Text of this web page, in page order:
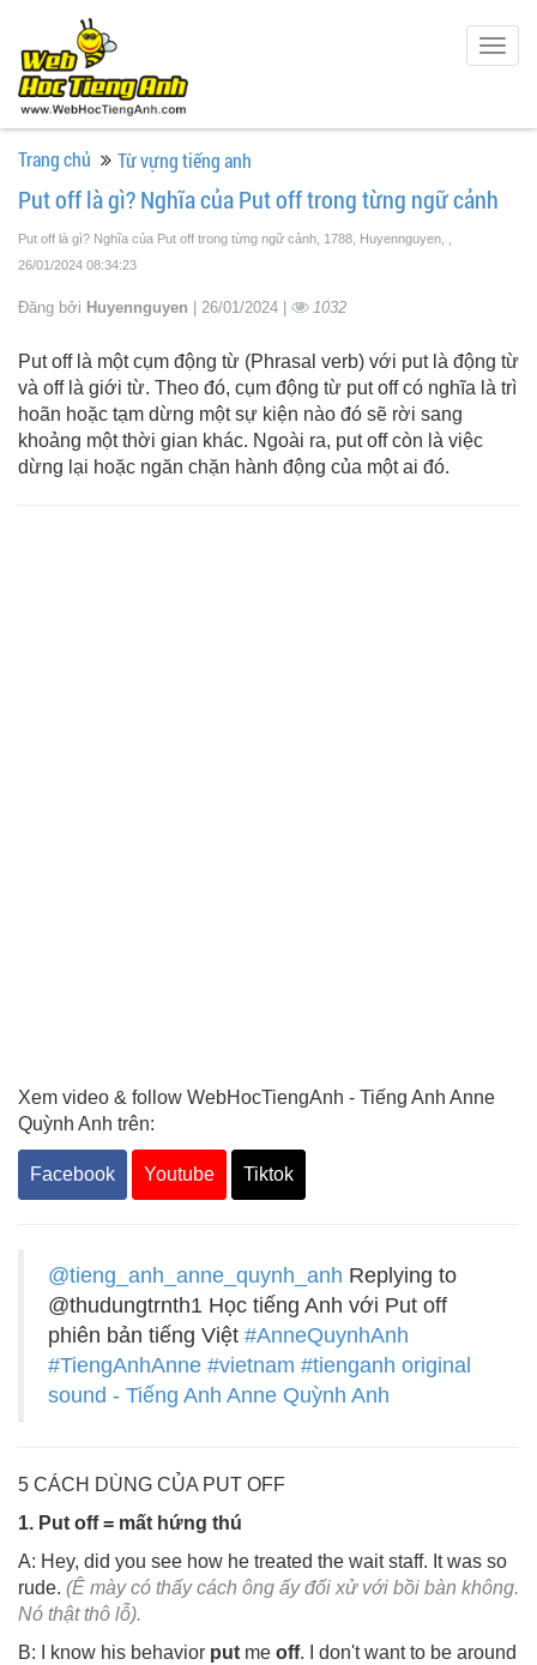
Trang chủ Từ vựng tiếng anh
Put off là gì? Nghĩa của Put off trong từng ngữ cảnh
Put off là gì? Nghĩa của Put off trong từng ngữ cảnh, 1788, Huyennguyen,
26/01/2024 08:34:23
Đăng bởi Huyennguyen | 26/01/2024 | 1032
Put off là một cụm động từ (Phrasal verb) với put là động từ
và off là giới từ. Theo đó, cụm động từ put off có nghĩa là trì
hoãn hoặc tạm dừng một sự kiện nào đó sẽ rời sang
khoảng một thời gian khác. Ngoài ra, put off còn là việc
dừng lại hoặc ngăn chặn hành động của một ai đó.
Xem video & follow WebHocTiengAnh - Tiếng Anh Anne
Quỳnh Anh trên:
Facebook Youtube Tiktok
@tieng_anh_anne_quynh_anh Replying to
@thudungtrnth1 Học tiếng Anh với Put off
phiên bản tiếng Việt #AnneQuynhAnh
#TiengAnhAnne #vietnam #tienganh original
sound - Tiếng Anh Anne Quỳnh Anh
5 CÁCH DÙNG CỦA PUT OFF
1. Put off = mất hứng thú
A: Hey, did you see how he treated the wait staff. It was so
rude. (Ê mày có thấy cách ông ấy đối xử với bồi bàn không.
Nó thật thô lỗ).
B: I know his behavior put me off. I don't want to be around